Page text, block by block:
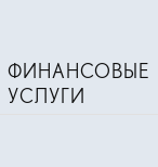
ФИНАНСОВЫЕ
УСЛУГИ